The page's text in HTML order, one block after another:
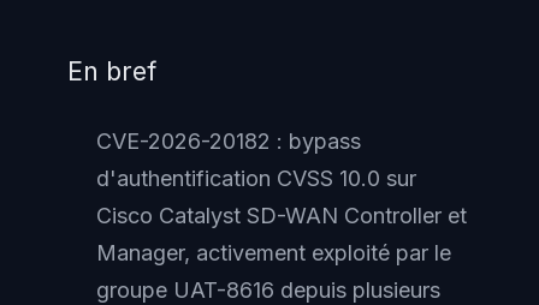
En bref
CVE-2026-20182 : bypass
d'authentification CVSS 10.0 sur
Cisco Catalyst SD-WAN Controller et
Manager, activement exploité par le
groupe UAT-8616 depuis plusieurs